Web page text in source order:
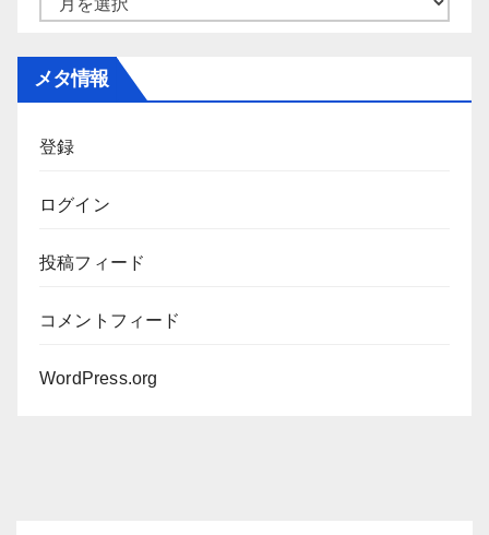
メタ情報
登録
ログイン
投稿フィード
コメントフィード
WordPress.org